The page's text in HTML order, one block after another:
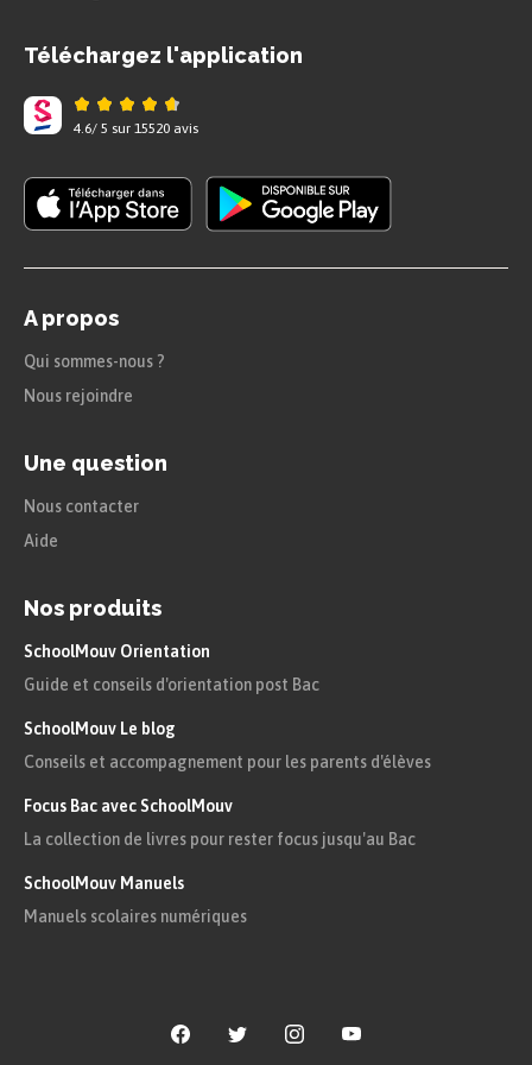
ethnique à la fin de la guerre.
Accusées de collaboration par certains
certaines régions d’Europe pour
permettre à d’autres populations de
prendre ces terres. Avec cette pratique,
En 1945, l’objectif est de redécouper
réalités nationales et tourner la page de
l’occupation nazie.
oublier. Certains rêvent de la création
eux, hors de portée de toute
Palestine, terre d’immigration, déclarent
avec le consentement des Alliés malgré
Téléchargez l'application
4.6/ 5 sur 15520 avis
A propos
Qui sommes-nous ?
Nous rejoindre
Une question
Nous contacter
Aide
Nos produits
SchoolMouv Orientation
Guide et conseils d'orientation post Bac
SchoolMouv Le blog
Conseils et accompagnement pour les parents d'élèves
Focus Bac avec SchoolMouv
La collection de livres pour rester focus jusqu'au Bac
SchoolMouv Manuels
Manuels scolaires numériques